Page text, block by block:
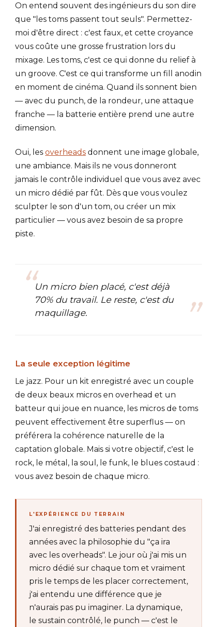
On entend souvent des ingénieurs du son dire
que "les toms passent tout seuls". Permettez-
moi d'être direct : c'est faux, et cette croyance
vous coûte une grosse frustration lors du
mixage. Les toms, c'est ce qui donne du relief à
un groove. C'est ce qui transforme un fill anodin
en moment de cinéma. Quand ils sonnent bien
— avec du punch, de la rondeur, une attaque
franche — la batterie entière prend une autre
dimension.
Oui, lesoverheads donnent une image globale,
une ambiance. Mais ils ne vous donneront
jamais le contrôle individuel que vous avez avec
un micro dédié par fût. Dès que vous voulez
sculpter le son d'un tom, ou créer un mix
particulier — vous avez besoin de sa propre
piste.
Un micro bien placé, c'est déjà
70% du travail. Le reste, c'est du
maquillage.
La seule exception légitime
Le jazz. Pour un kit enregistré avec un couple
de deux beaux micros en overhead et un
batteur qui joue en nuance, les micros de toms
peuvent effectivement être superflus — on
préférera la cohérence naturelle de la
captation globale. Mais si votre objectif, c'est le
rock, le métal, la soul, le funk, le blues costaud :
vous avez besoin de chaque micro.
L'EXPÉRIENCE DU TERRAIN
J'ai enregistré des batteries pendant des
années avec la philosophie du "ça ira
avec les overheads". Le jour où j'ai mis un
micro dédié sur chaque tom et vraiment
pris le temps de les placer correctement,
j'ai entendu une différence que je
n'aurais pas pu imaginer. La dynamique,
le sustain contrôlé, le punch — c'est le